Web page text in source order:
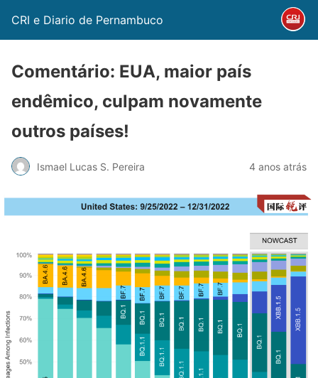
CRI e Diario de Pernambuco
Comentário: EUA, maior país
endêmico, culpam novamente
outros países!
Ismael Lucas S. Pereira 4 anos atrás